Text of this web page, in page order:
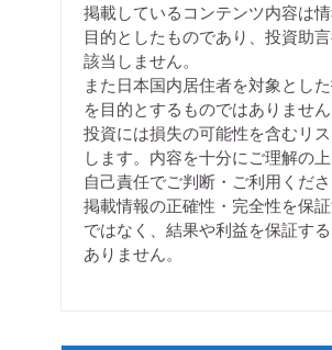
掲載しているコンテンツ内容は
目的としたものであり、投資助
該当しません。
また日本国内居住者を対象とし
を目的とするものではありません
投資には損失の可能性を含むリ
します。内容を十分にご理解の
自己責任でご判断・ご利用くださ
掲載情報の正確性・完全性を保
ではなく、結果や利益を保証す
ありません。